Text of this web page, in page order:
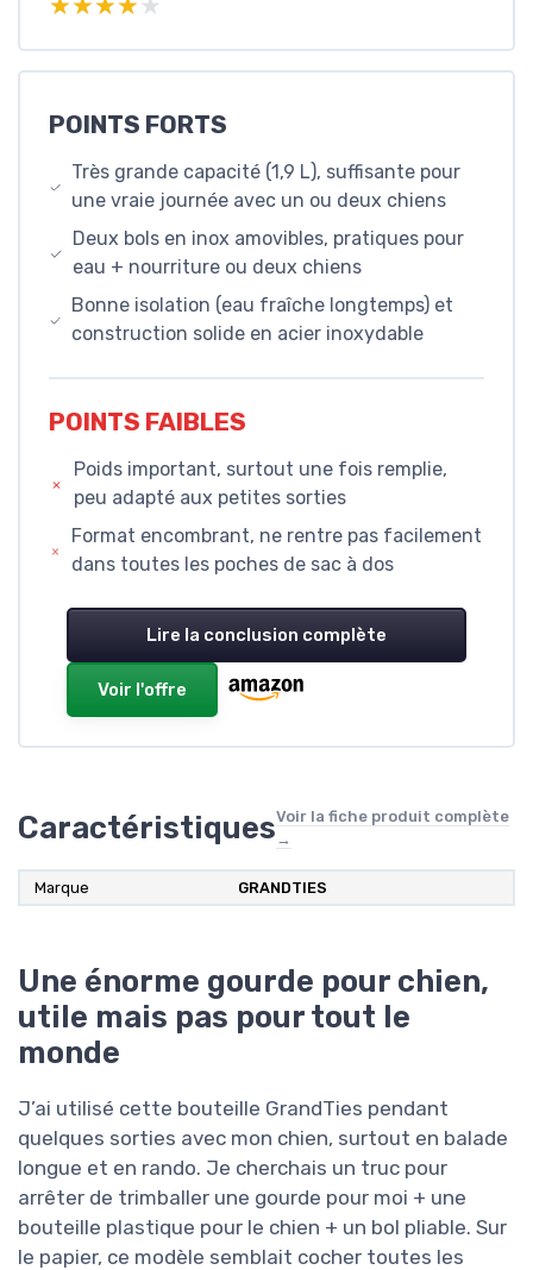
★★★★★
★★★★★
POINTS FORTS
Très grande capacité (1,9 L), suffisante pour
une vraie journée avec un ou deux chiens
Deux bols en inox amovibles, pratiques pour
eau + nourriture ou deux chiens
Bonne isolation (eau fraîche longtemps) et
construction solide en acier inoxydable
POINTS FAIBLES
Poids important, surtout une fois remplie,
peu adapté aux petites sorties
Format encombrant, ne rentre pas facilement
dans toutes les poches de sac à dos
Lire la conclusion complète
Voir l'offre
CaractéristiquesVoir la fiche produit complète
→
Marque GRANDTIES
Une énorme gourde pour chien,
utile mais pas pour tout le
monde
J’ai utilisé cette bouteille GrandTies pendant
quelques sorties avec mon chien, surtout en balade
longue et en rando. Je cherchais un truc pour
arrêter de trimballer une gourde pour moi + une
bouteille plastique pour le chien + un bol pliable. Sur
le papier, ce modèle semblait cocher toutes les